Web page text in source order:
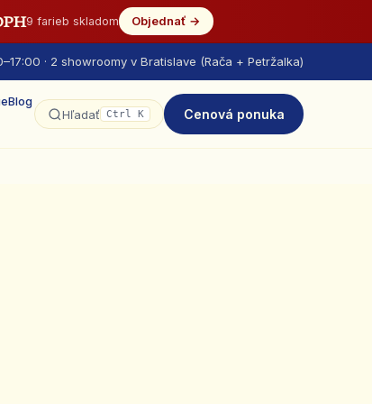
9 farieb skladom Objednať →
· 2 showroomy v Bratislave (Rača + Petržalka)
Blog
Hľadať Ctrl K Cenová ponuka